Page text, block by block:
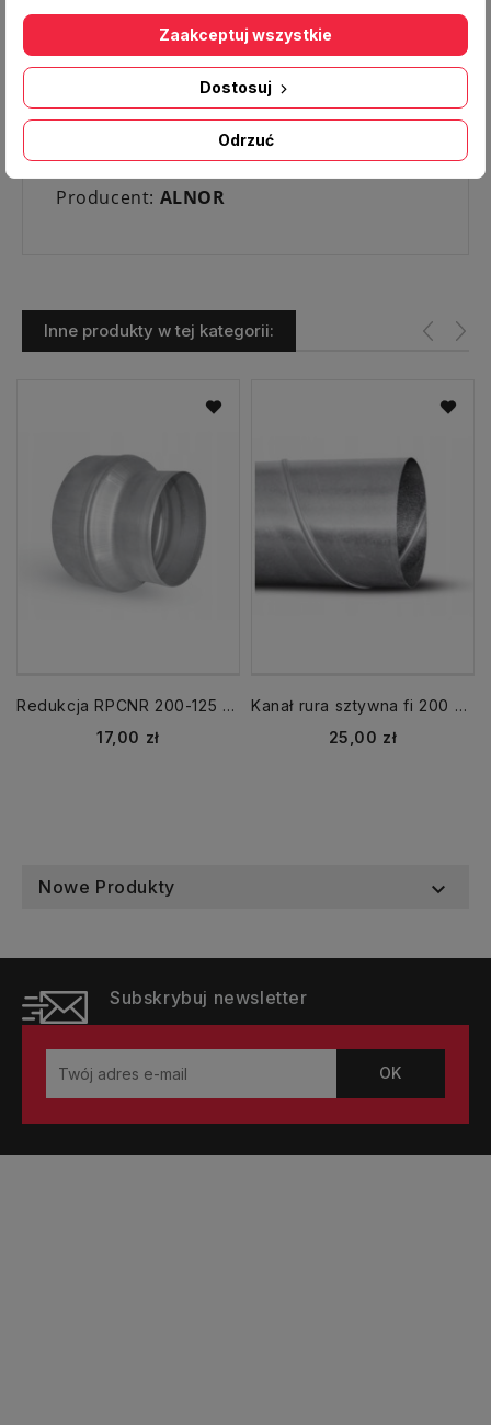
instalacjach pionowych.
Dane techniczne:
Przepustnica zwrotna
Średnica [mm]:315
Materiał:blacha ocynkowana
Producent: ALNOR
Inne produkty w tej kategorii:
Redukcja RPCNR 200-125 nypel-nypel
Cena
17,00 zł
Kanał rura sztywna fi 200 mm SPR-OCY-200-040 spiro
Cena
25,00 zł
Nowe Produkty 
Subskrybuj newsletter
Odrzuć
Dostosuj
Zaakceptuj wszystkie